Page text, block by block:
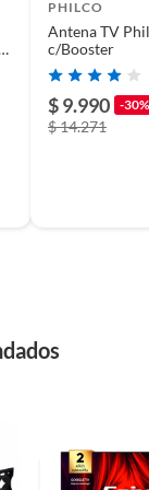
alguna deficiencia,
PHILCO
Antena TV
c/Booster
$ 9.990 -30%
$ 14.271